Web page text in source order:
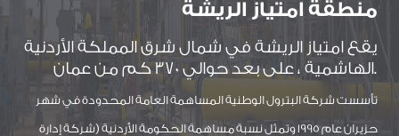
منطقة امتياز الريشة
يقع امتياز الريشة في شمال شرق المملكة الأردنية
الهاشمية ، على بعد حوالي 370 كم من عمان.
تأسست شركة البترول الوطنية المساهمة العامة المحدودة في شهر
حزيران عام 1995 وتمثل نسبة مساهمة الحكومة الأردنية (شركة إدارة